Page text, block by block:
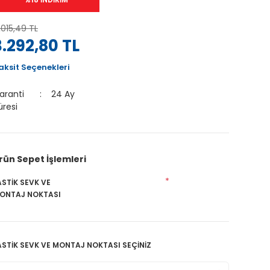
TL
TL
Seçenekleri
24 Ay
Sepet İşlemleri
SEVK VE
NOKTASI
*
SEVK VE MONTAJ NOKTASI SEÇİNİZ